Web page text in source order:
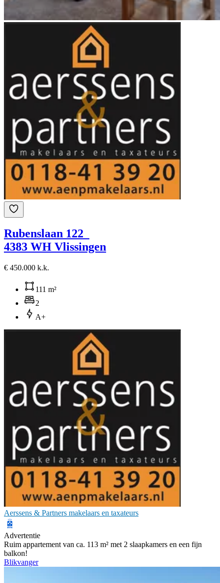
Rubenslaan 122
4383 WH Vlissingen
€ 450.000 k.k.
111 m²
2
A+
Aerssens & Partners makelaars en taxateurs
Advertentie
Ruim appartement van ca. 113 m² met 2 slaapkamers en een fijn
balkon!
Blikvanger